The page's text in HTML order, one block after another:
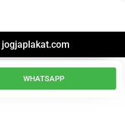
jogjaplakat.com
WHATSAPP